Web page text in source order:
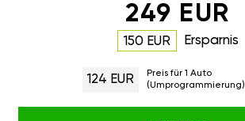
249 EUR
150 EUR Ersparnis
124 EUR
Preis für 1 Auto
(Umprogrammierung)